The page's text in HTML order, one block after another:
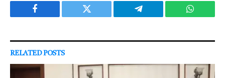
Facebook Twitter Telegram
RELATEDPOSTS